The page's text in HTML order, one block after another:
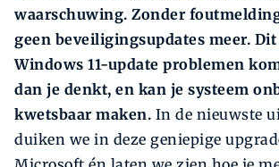
waarschuwing. Zonder
geen beveiligingsupdates meer.
Windows 11-update problemen
dan je denkt, en kan je systeem
kwetsbaar maken. In de nieuwste
duiken we in deze geniepige